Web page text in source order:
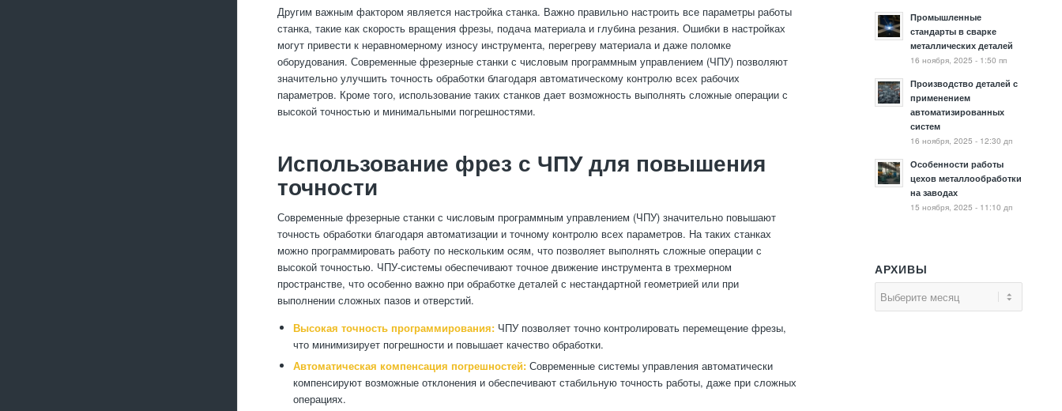
Другим важным фактором является настройка станка. Важно правильно настроить все параметры работы
станка, такие как скорость вращения фрезы, подача материала и глубина резания. Ошибки в настройках
могут привести к неравномерному износу инструмента, перегреву материала и даже поломке
оборудования. Современные фрезерные станки с числовым программным управлением (ЧПУ) позволяют
значительно улучшить точность обработки благодаря автоматическому контролю всех рабочих
параметров. Кроме того, использование таких станков дает возможность выполнять сложные операции с
высокой точностью и минимальными погрешностями.
Использование фрез с ЧПУ для повышения
точности
Современные фрезерные станки с числовым программным управлением (ЧПУ) значительно повышают
точность обработки благодаря автоматизации и точному контролю всех параметров. На таких станках
можно программировать работу по нескольким осям, что позволяет выполнять сложные операции с
высокой точностью. ЧПУ-системы обеспечивают точное движение инструмента в трехмерном
пространстве, что особенно важно при обработке деталей с нестандартной геометрией или при
выполнении сложных пазов и отверстий.
Высокая точность программирования: ЧПУ позволяет точно контролировать перемещение фрезы,
что минимизирует погрешности и повышает качество обработки.
Автоматическая компенсация погрешностей: Современные системы управления автоматически
компенсируют возможные отклонения и обеспечивают стабильную точность работы, даже при сложных
операциях.
Промышленные
стандарты в сварке
металлических деталей
16 ноября, 2025 - 1:50 пп
Производство деталей с
применением
автоматизированных
систем
16 ноября, 2025 - 12:30 дп
Особенности работы
цехов металлообработки
на заводах
15 ноября, 2025 - 11:10 дп
АРХИВЫ